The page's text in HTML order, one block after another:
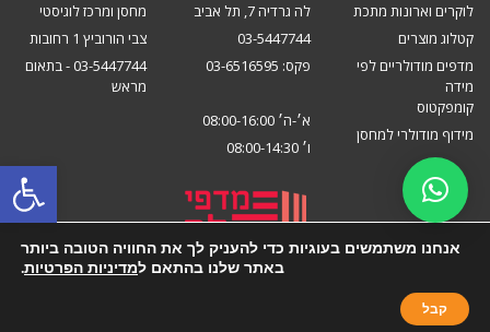
פתח
לוקרים וארונות מתכת
קטלוג מוצרים
מדפים מודולריים לפי
מידה
קומפקטוס
מידוף מודולרי למחסן
לה גרדיה 7, תל אביב
03-5447744
פקס: 03-6516595
א׳-ה׳ 08:00-16:00
ו׳ 08:00-14:30
מחסן ומרכז לוגיסטי
צבי הורוביץ 1 רחובות
03-5447744 - בתאום
מראש
אנחנו משתמשים בעוגיות כדי להעניק לך את החוויה הטובה ביותר
באתר שלנו בהתאם למדיניות הפרטיות.
קבל